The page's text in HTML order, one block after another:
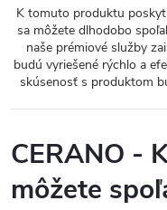
K tomuto produktu
sa môžete dlhodobo
naše prémiové služby
budú vyriešené rýchlo a
skúsenosť s produktom
CERANO -
môžete